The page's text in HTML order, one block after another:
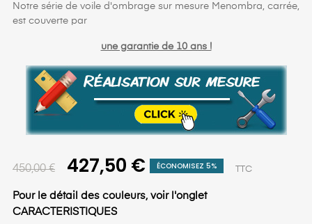
Notre série de voile d'ombrage sur mesure Menombra, carrée,
est couverte par
une garantie de 10 ans !
450,00 € 427,50 € ÉCONOMISEZ 5% TTC
Pour le détail des couleurs, voir l'onglet
CARACTERISTIQUES